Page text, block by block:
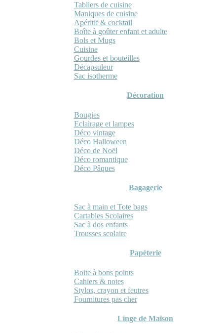
Tabliers de cuisine
Maniques de cuisine
Apéritif & cocktail
Boîte à goûter enfant et adulte
Bols et Mugs
Cuisine
Gourdes et bouteilles
Décapsuleur
Sac isotherme
Décoration
Bougies
Eclairage et lampes
Déco vintage
Déco Halloween
Déco de Noël
Déco romantique
Déco Pâques
Bagagerie
Sac à main et Tote bags
Cartables Scolaires
Sac à dos enfants
Trousses scolaire
Papèterie
Boite à bons points
Cahiers & notes
Stylos, crayon et feutres
Fournitures pas cher
Linge de Maison